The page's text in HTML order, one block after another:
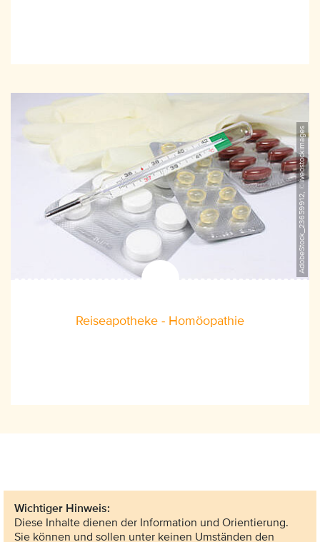
AdobeStock_23659912, ©liveostockimages
Reiseapotheke - Homöopathie
Wichtiger Hinweis:
Diese Inhalte dienen der Information und Orientierung.
Sie können und sollen unter keinen Umständen den